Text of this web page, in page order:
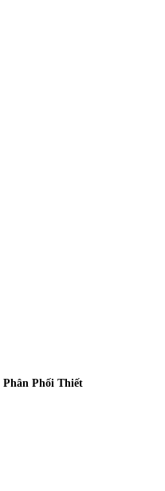
Phân Phối Thiết